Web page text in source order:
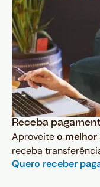
Receba
Aproveiteo melhor
receba
Quero receber